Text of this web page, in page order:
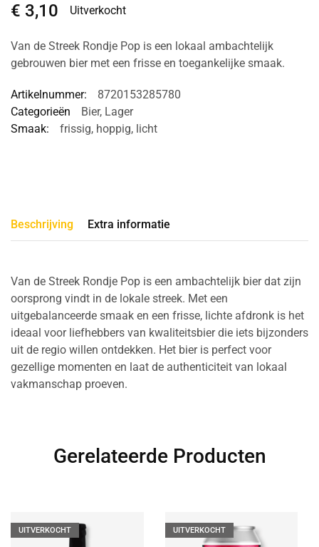
€ 3,10 Uitverkocht
Van de Streek Rondje Pop is een lokaal ambachtelijk
gebrouwen bier met een frisse en toegankelijke smaak.
Artikelnummer:
8720153285780
Categorieën
Bier, Lager
Smaak:
frissig, hoppig, licht
Beschrijving Extra informatie
Van de Streek Rondje Pop is een ambachtelijk bier dat zijn
oorsprong vindt in de lokale streek. Met een
uitgebalanceerde smaak en een frisse, lichte afdronk is het
ideaal voor liefhebbers van kwaliteitsbier die iets bijzonders
uit de regio willen ontdekken. Het bier is perfect voor
gezellige momenten en laat de authenticiteit van lokaal
vakmanschap proeven.
Gerelateerde Producten
UITVERKOCHT UITVERKOCHT